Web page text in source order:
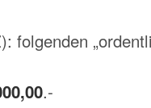
folgenden
.-